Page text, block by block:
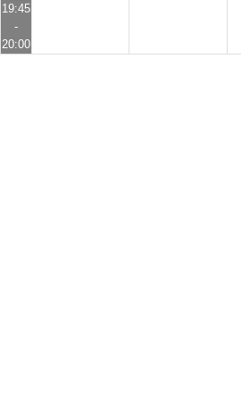
19:45
-
20:00